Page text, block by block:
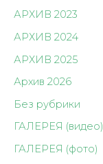
АРХИВ 2023
АРХИВ 2024
АРХИВ 2025
Архив 2026
Без рубрики
ГАЛЕРЕЯ (видео)
ГАЛЕРЕЯ (фото)